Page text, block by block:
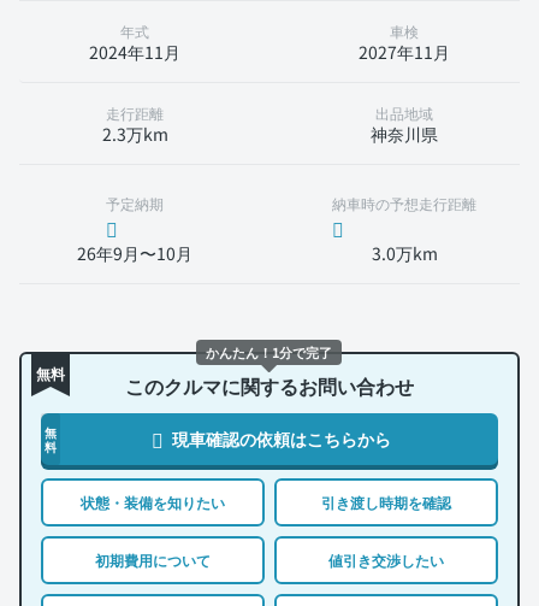
年式
2024年11月
車検
2027年11月
走行距離
2.3万km
出品地域
神奈川県
予定納期
26年9月〜10月
納車時の予想走行距離
3.0万km
無料 このクルマに関するお問い合わせ
無
料
現車確認の依頼はこちらから
状態・装備を知りたい 引き渡し時期を確認
初期費用について 値引き交渉したい
かんたん！1分で完了